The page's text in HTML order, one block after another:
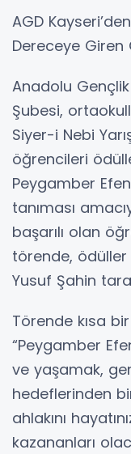
AGD
Dereceye Giren
Anadolu
Şubesi,
Siyer-i Nebi
öğrencileri
Peygamber
tanıması
başarılı olan
törende, ödüller
Yusuf Şahin
Törende kısa
“Peygamber
ve yaşamak,
hedeflerinden
ahlakını
kazananları